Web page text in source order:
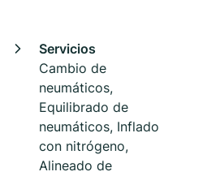
Servicios
Cambio de
neumáticos,
Equilibrado de
neumáticos, Inflado
con nitrógeno,
Alineado de